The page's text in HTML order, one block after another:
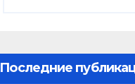
Последние